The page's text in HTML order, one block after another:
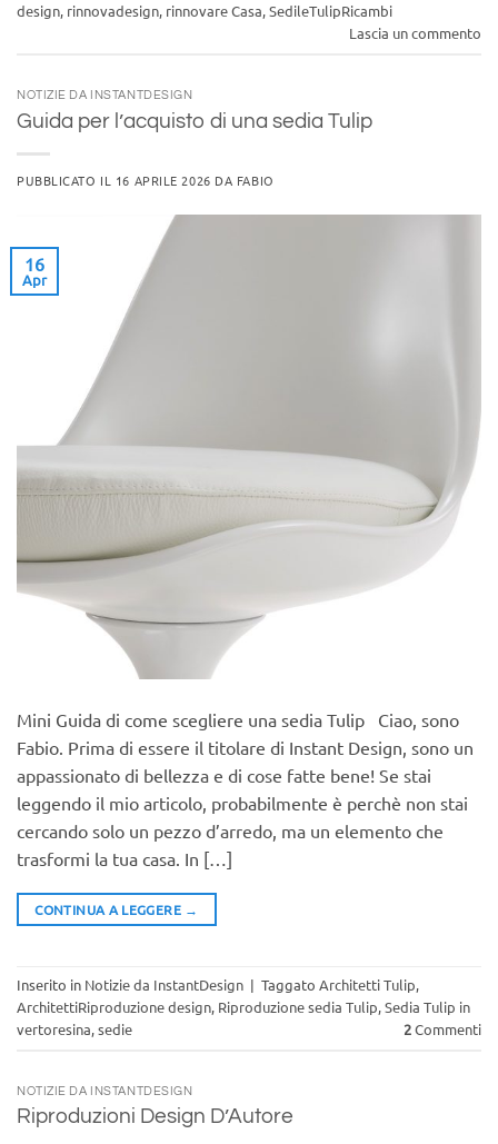
design, rinnovadesign, rinnovare Casa,SedileTulipRicambi
Lascia un commento
NOTIZIE DA INSTANTDESIGN
Guida per l’acquisto di una sedia Tulip
PUBBLICATO IL 16 APRILE 2026 DA FABIO
16
Apr
Mini Guida di come scegliere una sedia Tulip Ciao, sono
Fabio. Prima di essere il titolare di Instant Design, sono un
appassionato di bellezza e di cose fatte bene! Se stai
leggendo il mio articolo, probabilmente è perchè non stai
cercando solo un pezzo d’arredo, ma un elemento che
trasformi la tua casa. In […]
CONTINUA A LEGGERE →
Inserito in Notizie da InstantDesign | Taggato Architetti Tulip,
ArchitettiRiproduzione design, Riproduzione sedia Tulip,Sedia Tulip in
vertoresina,sedie 2Commenti
NOTIZIE DA INSTANTDESIGN
Riproduzioni Design D’Autore